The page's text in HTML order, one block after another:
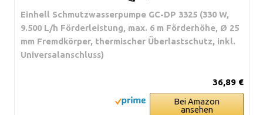
Einhell Schmutzwasserpumpe GC-DP 3325 (330 W,
9.500 L/h Förderleistung, max. 6 m Förderhöhe, Ø 25
mm Fremdkörper, thermischer Überlastschutz, inkl.
Universalanschluss)
36,89 €
Bei Amazon
ansehen